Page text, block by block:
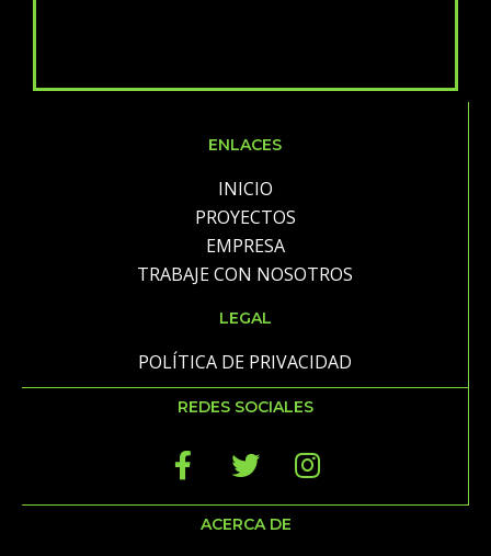
ENLACES
INICIO
PROYECTOS
EMPRESA
TRABAJE CON NOSOTROS
LEGAL
POLÍTICA DE PRIVACIDAD
REDES SOCIALES
ACERCA DE